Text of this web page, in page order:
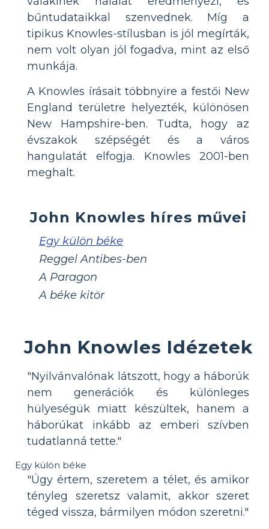
bűntudataikkal szenvednek. Míg a
tipikus Knowles-stílusban is jól megírták,
nem volt olyan jól fogadva, mint az első
munkája.
A Knowles írásait többnyire a festői New
England területre helyezték, különösen
New Hampshire-ben. Tudta, hogy az
évszakok szépségét és a város
hangulatát elfogja. Knowles 2001-ben
meghalt.
John Knowles híres művei
Egy külön béke
Reggel Antibes-ben
A Paragon
A béke kitör
John Knowles Idézetek
"Nyilvánvalónak látszott, hogy a háborúk
nem generációk és különleges
hülyeségük miatt készültek, hanem a
háborúkat inkább az emberi szívben
tudatlanná tette."
Egy külön béke
"Úgy értem, szeretem a télet, és amikor
tényleg szeretsz valamit, akkor szeret
téged vissza, bármilyen módon szeretni."